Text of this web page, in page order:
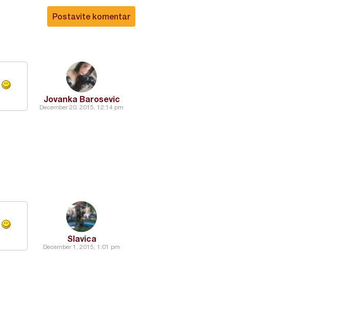
Postavite komentar
Jovanka Barosevic
December 20, 2015, 12:14 pm
Slavica
December 1, 2015, 1:01 pm